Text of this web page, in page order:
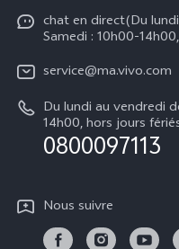
Y29
Y04
Tous les modèles
Funtouch OS
Prix des pièces de rechange
Mise à jour du système
L'état d'avancement de la
Instructions de garantie vivo
Presse
Mentions légales
À propos de vivo
Durabilité
chat en direct(Du
Samedi : 10h00-
service@ma.vivo.com
Du lundi au vendredi
14h00, hors jours
0800097113
Nous suivre